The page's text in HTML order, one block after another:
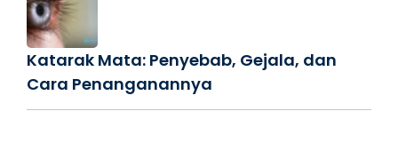
Katarak Mata: Penyebab, Gejala, dan
Cara Penanganannya